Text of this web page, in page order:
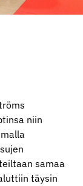
niin
samaa
täysin